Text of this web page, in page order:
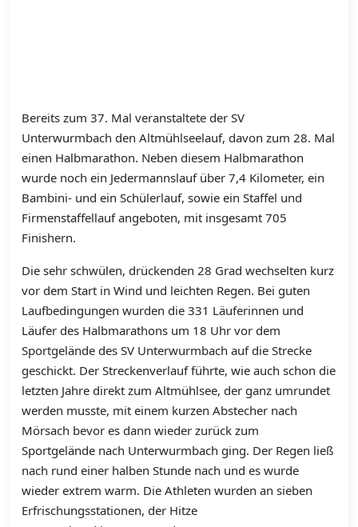
Bereits zum 37. Mal veranstaltete der SV
Unterwurmbach den Altmühlseelauf, davon zum 28. Mal
einen Halbmarathon. Neben diesem Halbmarathon
wurde noch ein Jedermannslauf über 7,4 Kilometer, ein
Bambini- und ein Schülerlauf, sowie ein Staffel und
Firmenstaffellauf angeboten, mit insgesamt 705
Finishern.
Die sehr schwülen, drückenden 28 Grad wechselten kurz
vor dem Start in Wind und leichten Regen. Bei guten
Laufbedingungen wurden die 331 Läuferinnen und
Läufer des Halbmarathons um 18 Uhr vor dem
Sportgelände des SV Unterwurmbach auf die Strecke
geschickt. Der Streckenverlauf führte, wie auch schon die
letzten Jahre direkt zum Altmühlsee, der ganz umrundet
werden musste, mit einem kurzen Abstecher nach
Mörsach bevor es dann wieder zurück zum
Sportgelände nach Unterwurmbach ging. Der Regen ließ
nach rund einer halben Stunde nach und es wurde
wieder extrem warm. Die Athleten wurden an sieben
Erfrischungsstationen, der Hitze